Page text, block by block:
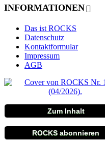
INFORMATIONEN
Das ist ROCKS
Datenschutz
Kontaktformular
Impressum
AGB
Zum Inhalt
ROCKS abonnieren